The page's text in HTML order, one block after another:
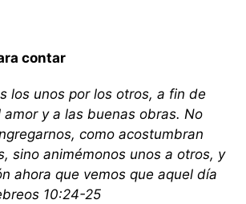
contar
los unos por los otros, a fin de
y a las buenas obras. No
como acostumbran
sino animémonos unos a otros, y
ahora que vemos que aquel día
10:24-25